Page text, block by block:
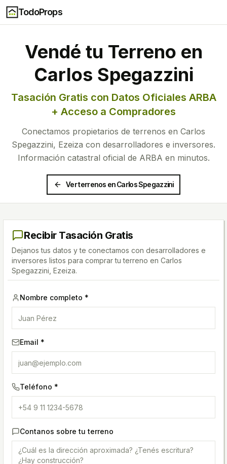
TodoProps
Vendé tu Terreno en
Carlos Spegazzini
Tasación Gratis con Datos Oficiales ARBA
+ Acceso a Compradores
Conectamos propietarios de terrenos en Carlos
Spegazzini, Ezeiza con desarrolladores e inversores.
Información catastral oficial de ARBA en minutos.
Ver terrenos enCarlos Spegazzini
Recibir Tasación Gratis
Dejanos tus datos y te conectamos con desarrolladores e
inversores listos para comprar tu terreno en Carlos
Spegazzini, Ezeiza.
Nombre completo *
Email *
Teléfono *
Contanos sobre tu terreno